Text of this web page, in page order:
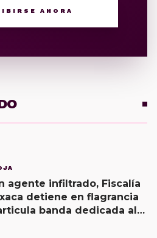
AHORA
agente infiltrado, Fiscalía
detiene en flagrancia
banda dedicada al